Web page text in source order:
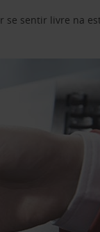
sentir livre na